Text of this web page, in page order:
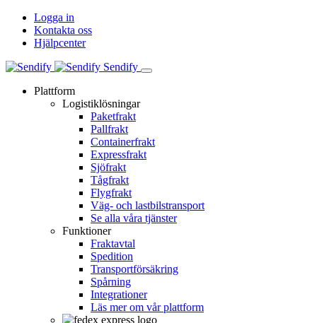
Logga in
Kontakta oss
Hjälpcenter
Sendify
Plattform
Logistiklösningar
Paketfrakt
Pallfrakt
Containerfrakt
Expressfrakt
Sjöfrakt
Tågfrakt
Flygfrakt
Väg- och lastbilstransport
Se alla våra tjänster
Funktioner
Fraktavtal
Spedition
Transportförsäkring
Spårning
Integrationer
Läs mer om vår plattform